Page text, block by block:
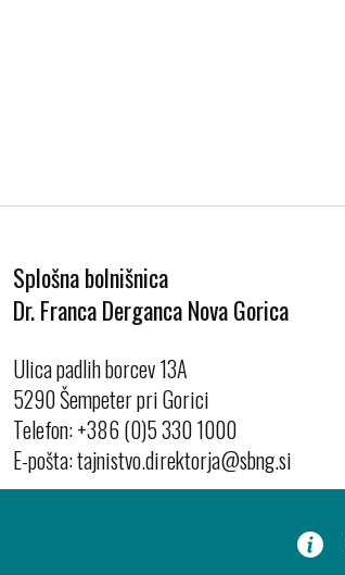
Splošna bolnišnica
Dr. Franca Derganca Nova Gorica
Ulica padlih borcev 13A
5290 Šempeter pri Gorici
Telefon:+386 (0)5 330 1000
E-pošta: